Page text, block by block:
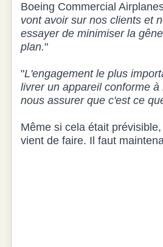
Boeing Commercial
vont avoir sur nos clients et
essayer de minimiser la
plan."
"L'engagement le plus
livrer un appareil conforme
nous assurer que c'est ce
Même si cela était
vient de faire. Il faut